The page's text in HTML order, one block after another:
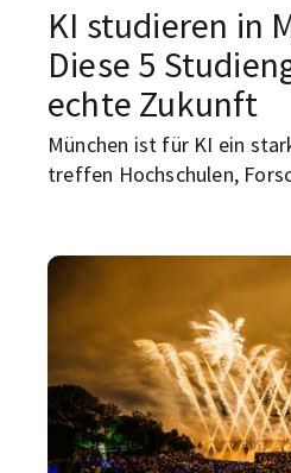
KI studieren in
Diese 5
echte Zukunft
München ist für KI ein
treffen Hochschulen,
mehrere Wege in ein
wirtschaftsnah,
medizinisch. Hier
Studiengänge in
Perspektiven bieten –
Bewerbung wissen
deinem Ziel passt.